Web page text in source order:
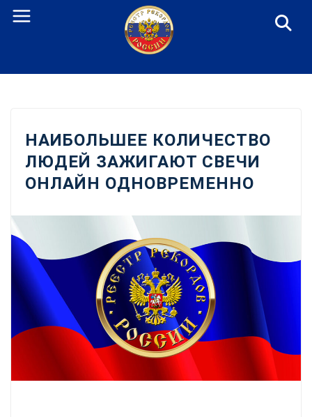
Перейти
НАИБОЛЬШЕЕ КОЛИЧЕСТВО
ЛЮДЕЙ ЗАЖИГАЮТ СВЕЧИ
ОНЛАЙН ОДНОВРЕМЕННО